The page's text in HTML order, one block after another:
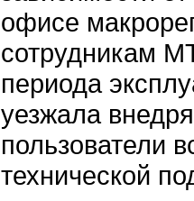
офисе
сотрудникам
периода
уезжала
пользователи
технической